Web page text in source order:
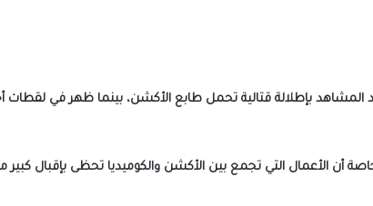
المشاهد بإطلالة قتالية تحمل طابع الأكشن، بينما ظهر في
الأعمال التي تجمع بين الأكشن والكوميديا تحظى بإقبال كبير